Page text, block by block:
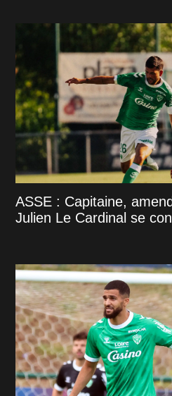
ASSE : Capitaine,
Julien Le Cardinal se